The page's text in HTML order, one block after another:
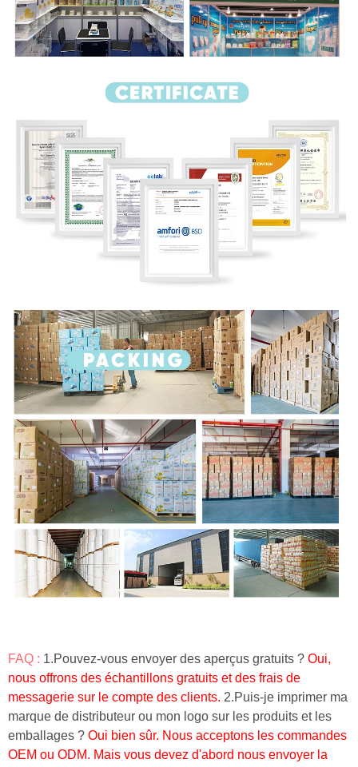
FAQ : 1.Pouvez-vous envoyer des aperçus gratuits ? Oui,
nous offrons des échantillons gratuits et des frais de
messagerie sur le compte des clients. 2.Puis-je imprimer ma
marque de distributeur ou mon logo sur les produits et les
emballages ? Oui bien sûr. Nous acceptons les commandes
OEM ou ODM. Mais vous devez d'abord nous envoyer la